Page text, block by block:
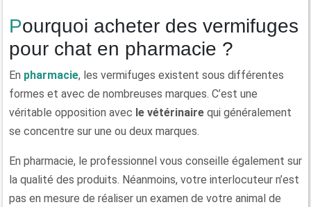
Pourquoi acheter des vermifuges
pour chat en pharmacie ?
En pharmacie, les vermifuges existent sous différentes
formes et avec de nombreuses marques. C’est une
véritable opposition avec le vétérinaire qui généralement
se concentre sur une ou deux marques.
En pharmacie, le professionnel vous conseille également sur
la qualité des produits. Néanmoins, votre interlocuteur n’est
pas en mesure de réaliser un examen de votre animal de